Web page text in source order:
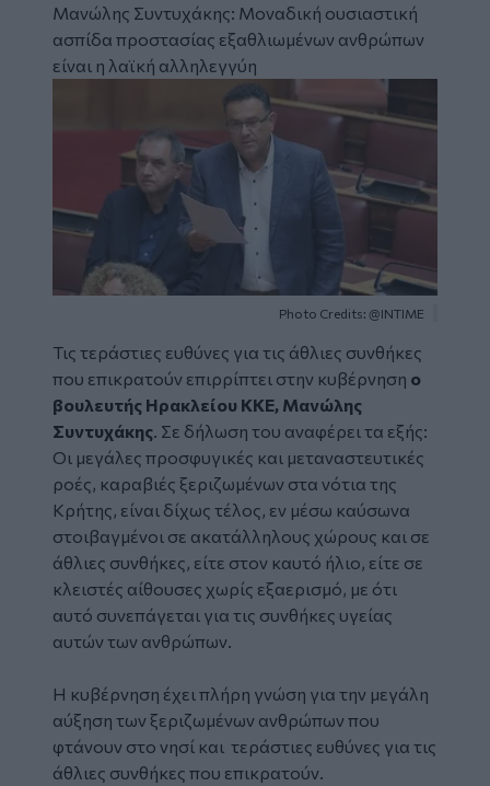
Μανώλης Συντυχάκης: Μοναδική ουσιαστική
ασπίδα προστασίας εξαθλιωμένων ανθρώπων
είναι η λαϊκή αλληλεγγύη
Photo Credits: @INTIME
Τις τεράστιες ευθύνες για τις άθλιες συνθήκες
που επικρατούν επιρρίπτει στην κυβέρνηση ο
βουλευτής Ηρακλείου ΚΚΕ, Μανώλης
Συντυχάκης . Σε δήλωση του αναφέρει τα εξής:
Οι μεγάλες προσφυγικές και μεταναστευτικές
ροές, καραβιές ξεριζωμένων στα νότια της
Κρήτης, είναι δίχως τέλος, εν μέσω καύσωνα
στοιβαγμένοι σε ακατάλληλους χώρους και σε
άθλιες συνθήκες, είτε στον καυτό ήλιο, είτε σε
κλειστές αίθουσες χωρίς εξαερισμό, με ότι
αυτό συνεπάγεται για τις συνθήκες υγείας
αυτών των ανθρώπων.
Η κυβέρνηση έχει πλήρη γνώση για την μεγάλη
αύξηση των ξεριζωμένων ανθρώπων που
φτάνουν στο νησί και τεράστιες ευθύνες για τις
άθλιες συνθήκες που επικρατούν.